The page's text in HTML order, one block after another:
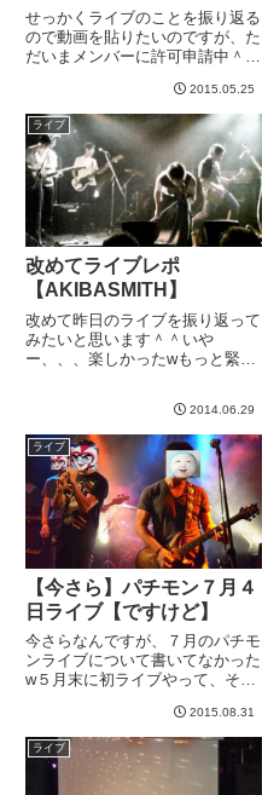
せっかくライブのことを振り返る
ので動画を貼りたいのですが、た
だいまメンバーに許可申請中＾＾
たDVDが本日夕方以降に手に入
りそうなので、動画は次回記事あ
たりで＾＾ベースとキーボードが
切れていて写ってません。そし
て...
2015.05.25
ライブ
改めてライブレポ
【AKIBASMITH】
改めて昨日のライブを振り返って
みたいと思います＾＾いや
ー、、、楽しかったwもっと緊張
ったのかもしれません。落ち着い
てステージに上がれました。たま
のセッションなどだと、緊張して
いる時...
2014.06.29
ライブ
【今さら】パチモン７月４
日ライブ【ですけど】
今さらなんですが、７月のパチモ
ンライブについて書いてなかった
w５月末に初ライブやって、その
き、よっしーさん＆どんピ～さん
バンドの前座として頑張ってきま
した＾＾時間がなかったのでセト
リは一緒でした。キーボード
2015.08.31
ライブ